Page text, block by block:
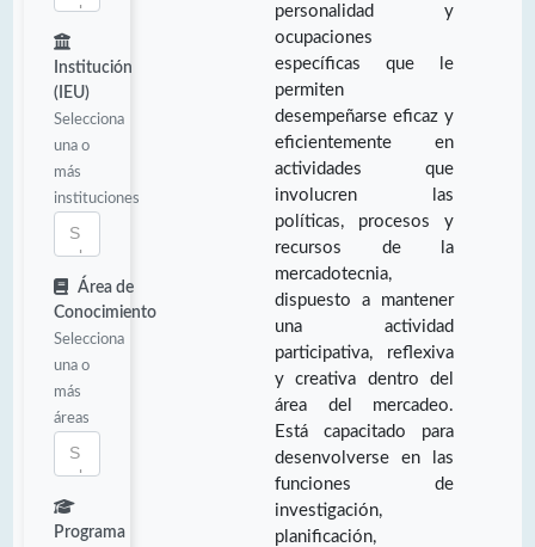
Institución
(IEU)
Selecciona
una o
más
instituciones
Área de
Conocimiento
Selecciona
una o
más
áreas
Programa
personalidad y
ocupaciones
específicas que le
permiten
desempeñarse eficaz y
eficientemente en
actividades que
involucren las
políticas, procesos y
recursos de la
mercadotecnia,
dispuesto a mantener
una actividad
participativa, reflexiva
y creativa dentro del
área del mercadeo.
Está capacitado para
desenvolverse en las
funciones de
investigación,
planificación,